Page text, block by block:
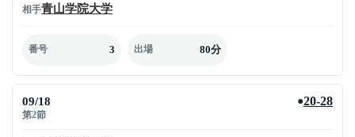
相手青山学院大学
番号 3 出場 80分
09/18
第2節
●20-28